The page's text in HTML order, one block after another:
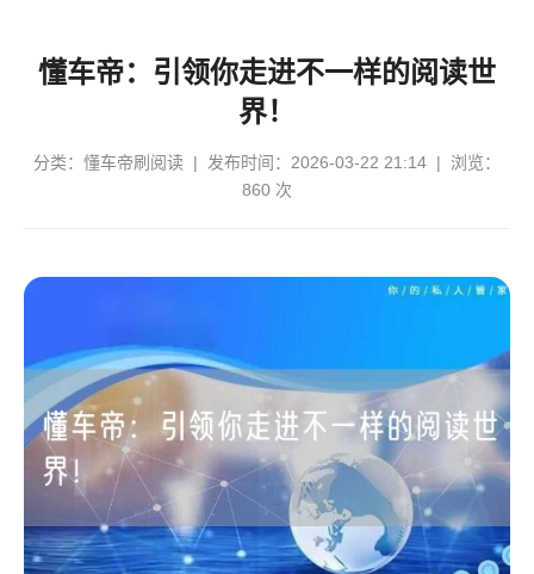
懂车帝：引领你走进不一样的阅读世
界！
分类： 懂车帝刷阅读 | 发布时间：2026-03-22 21:14 | 浏览：
860 次